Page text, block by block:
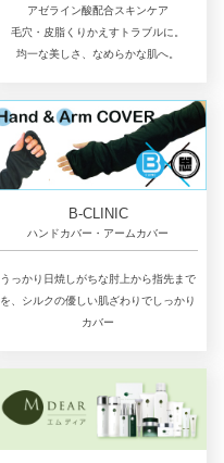
アゼライン酸配合スキンケア
毛穴・皮脂くりかえすトラブルに。
均一な美しさ、なめらかな肌へ。
B-CLINIC
ハンドカバー・アームカバー
うっかり日焼しがちな肘上から指先まで
を、シルクの優しい肌ざわりでしっかり
カバー